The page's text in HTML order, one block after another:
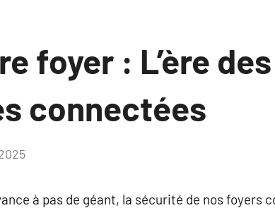
foyer : L’ère
connectées
à pas de géant, la sécurité de nos foyers